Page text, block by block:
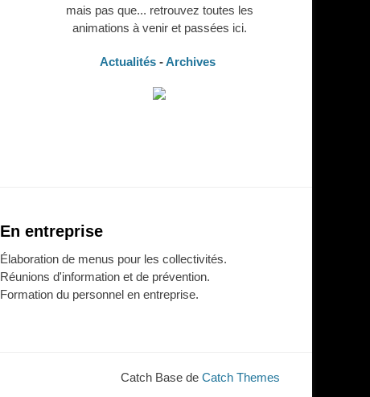
mais pas que... retrouvez toutes les
animations à venir et passées ici.
Actualités -Archives
En entreprise
Élaboration de menus pour les collectivités.
Réunions d'information et de prévention.
Formation du personnel en entreprise.
Catch Base de Catch Themes